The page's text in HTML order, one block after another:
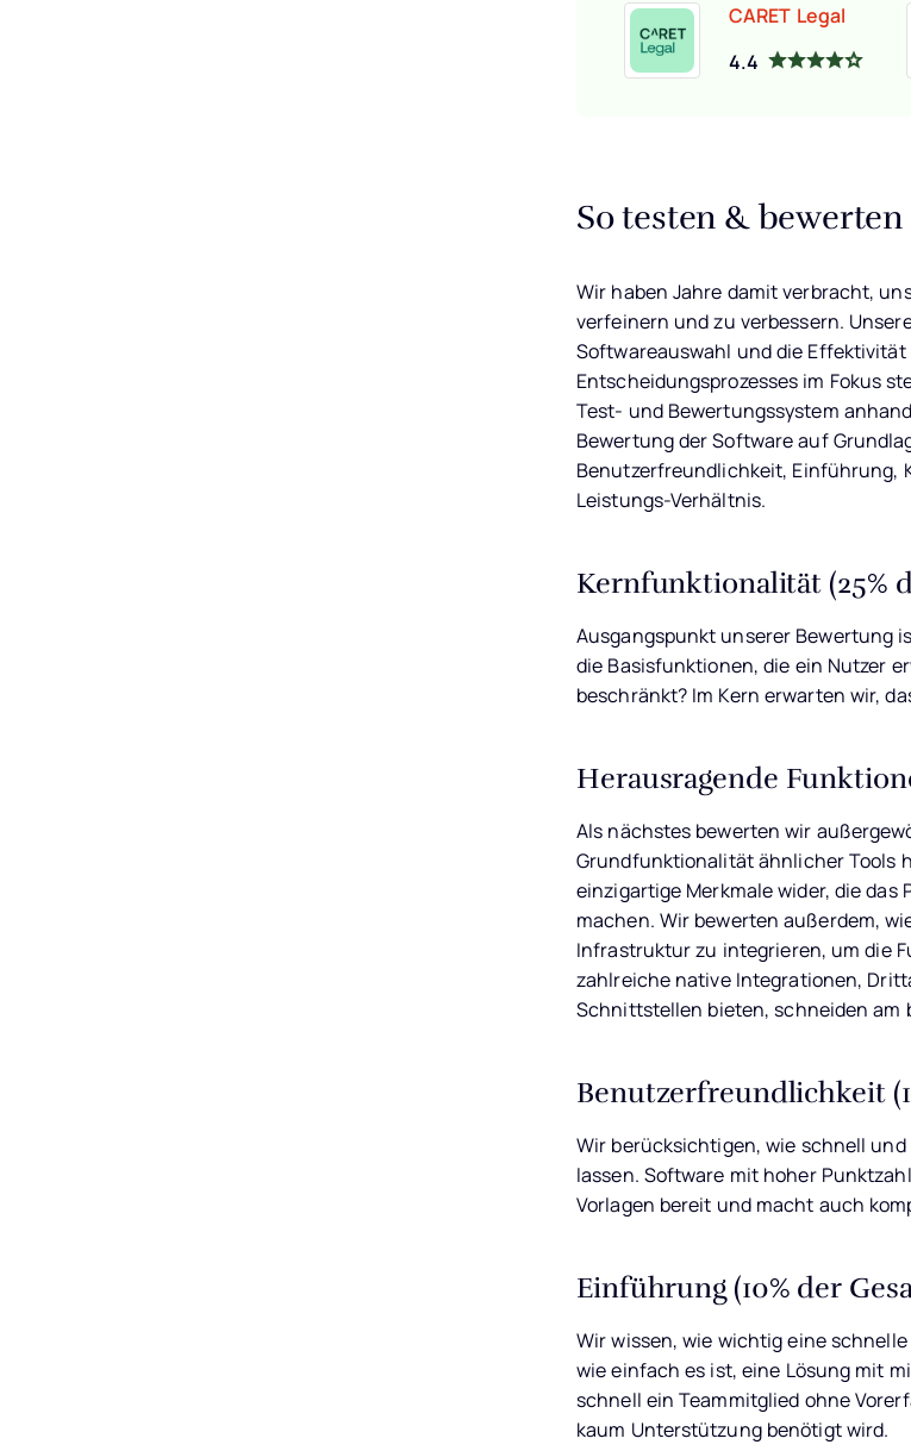
CARET Legal
4.4
So testen &
Wir haben Jahre damit verbracht,
verfeinern und zu verbessern.
Softwareauswahl und die
Entscheidungsprozesses im Fokus
Test- und Bewertungssystem
Bewertung der Software auf
Benutzerfreundlichkeit, Einführung,
Leistungs-Verhältnis.
Kernfunktionalität (25%
Ausgangspunkt unserer Bewertung
die Basisfunktionen, die ein Nutzer
beschränkt? Im Kern erwarten wir,
Herausragende
Als nächstes bewerten wir
Grundfunktionalität ähnlicher Tools
einzigartige Merkmale wider, die
machen. Wir bewerten außerdem,
Infrastruktur zu integrieren, um die
zahlreiche native Integrationen,
Schnittstellen bieten, schneiden am
Benutzerfreundlichkeit
Wir berücksichtigen, wie schnell
lassen. Software mit hoher
Vorlagen bereit und macht auch
Einführung (10% der
Wir wissen, wie wichtig eine
wie einfach es ist, eine Lösung mit
schnell ein Teammitglied ohne
kaum Unterstützung benötigt wird.